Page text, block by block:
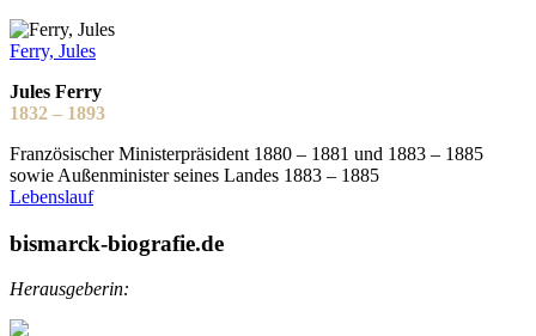
Ferry, Jules
Jules Ferry
1832 – 1893
Französischer Ministerpräsident 1880 – 1881 und 1883 – 1885
sowie Außenminister seines Landes 1883 – 1885
Lebenslauf
bismarck-biografie.de
Herausgeberin: